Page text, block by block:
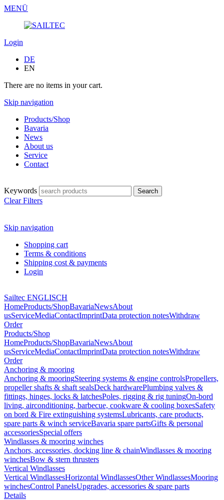
MENÜ
Login
DE
EN
There are no items in your cart.
Skip navigation
Products/Shop
Bavaria
News
About us
Service
Contact
Keywords
Clear Filters
Skip navigation
Shopping cart
Terms & conditions
Shipping cost & payments
Login
Sailtec ENGLISCH
HomeProducts/ShopBavariaNewsAbout
usServiceMediaContactImprintData protection notesWithdraw
Order
Products/Shop
HomeProducts/ShopBavariaNewsAbout
usServiceMediaContactImprintData protection notesWithdraw
Order
Anchoring & mooring
Anchoring & mooringSteering systems & engine controlsPropellers,
propeller shafts & shaft sealsDeck hardwarePlumbing valves &
fittings, hinges, locks & latchesPoles, rigging & rig tuningOn-bord
living, airconditioning, barbecue, cookware & cooling boxesSafety
on bord & Fire extinguishing systemsLubricants, care products,
spare parts & winch serviceBavaria spare partsGifts & personal
accessoriesSpecial offers
Windlasses & mooring winches
Anchors, accessories, docking line & chainWindlasses & mooring
winchesBow & stern thrusters
Vertical Windlasses
Vertical WindlassesHorizontal WindlassesOther WindlassesMooring
winchesControl PanelsUpgrades, accessories & spare parts
Details